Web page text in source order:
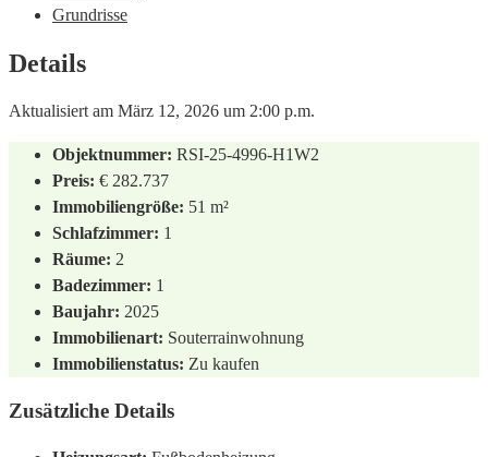
Grundrisse
Details
Aktualisiert am März 12, 2026 um 2:00 p.m.
Objektnummer: RSI-25-4996-H1W2
Preis: € 282.737
Immobiliengröße: 51 m²
Schlafzimmer: 1
Räume: 2
Badezimmer: 1
Baujahr: 2025
Immobilienart: Souterrainwohnung
Immobilienstatus: Zu kaufen
Zusätzliche Details